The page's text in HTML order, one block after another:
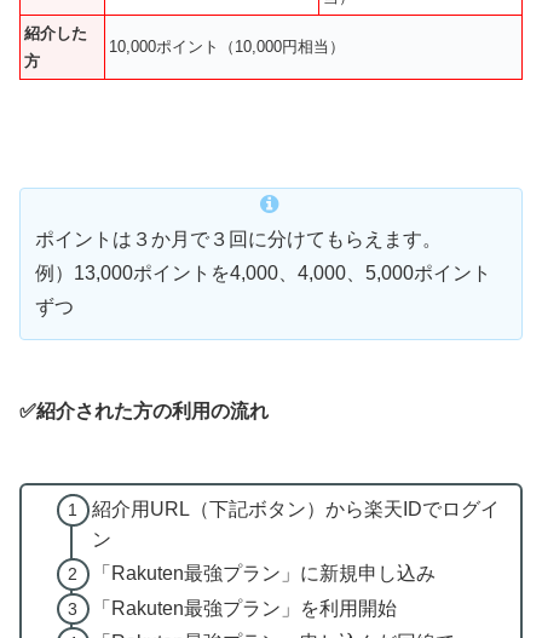
紹介した
方
10,000ポイント（10,000円相当）
ポイントは３か月で３回に分けてもらえます。
例）13,000ポイントを4,000、4,000、5,000ポイント
ずつ
✅紹介された方の利用の流れ
紹介用URL（下記ボタン）から楽天IDでログイ
ン
「Rakuten最強プラン」に新規申し込み
「Rakuten最強プラン」を利用開始